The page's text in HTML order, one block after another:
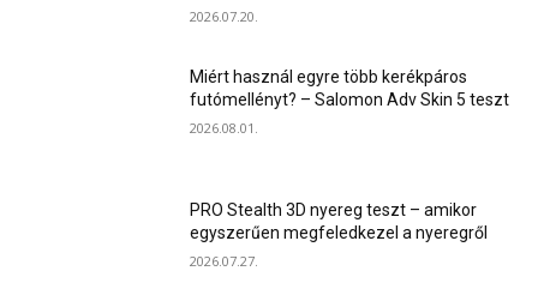
2026.07.20.
Miért használ egyre több kerékpáros
futómellényt? – Salomon Adv Skin 5 teszt
2026.08.01.
PRO Stealth 3D nyereg teszt – amikor
egyszerűen megfeledkezel a nyeregről
2026.07.27.